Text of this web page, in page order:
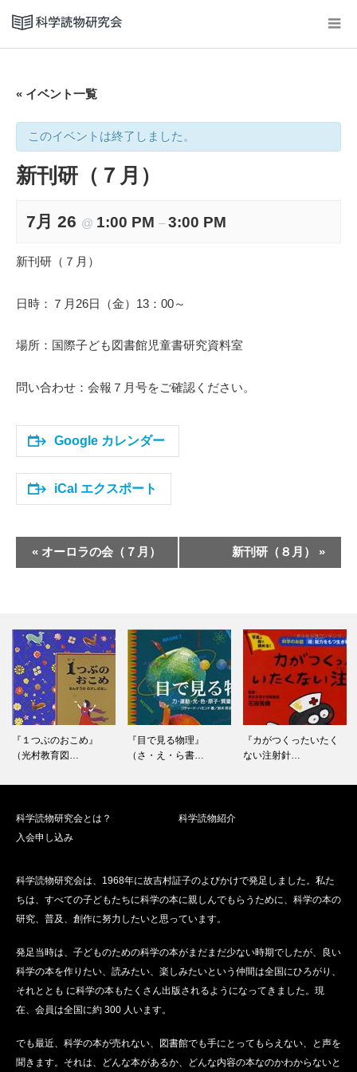
« イベント一覧
このイベントは終了しました。
新刊研（７月）
7月 26 @ 1:00 PM – 3:00 PM
新刊研（７月）
日時：７月26日（金）13：00～
場所：国際子ども図書館児童書研究資料室
問い合わせ：会報７月号をご確認ください。
Google カレンダー
iCal エクスポート
ベ
ビ
ゲ
ー
シ
ョ
ン
« オーロラの会（７月） 新刊研（８月） »
『１つぶのおこめ』
（光村教育図…
『目で見る物理』
（さ・え・ら書…
『カがつくったいたく
ない注射針…
科学読物研究会とは？
科学読物紹介
入会申し込み
科学読物研究会は、1968年に故吉村証子のよびかけで発足しました。私た
ちは、すべての子どもたちに科学の本に親しんでもらうために、科学の本の
研究、普及、創作に努力したいと思っています。
発足当時は、子どものための科学の本がまだまだ少ない時期でしたが、良い
科学の本を作りたい、読みたい、楽しみたいという仲間は全国にひろがり、
それととも に科学の本もたくさん出版されるようになってきました。現
在、会員は全国に約 300 人います。
でも最近、科学の本が売れない、図書館でも手にとってもらえない、と声を
聞きます。それは、どんな本があるか、どんな内容の本なのかわからないと